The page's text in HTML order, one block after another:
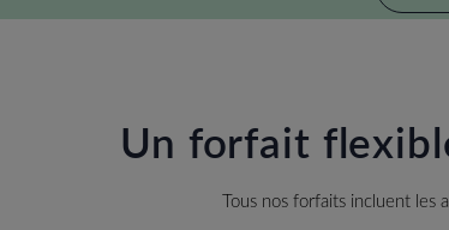
Un forfait
Tous nos forfaits incluent